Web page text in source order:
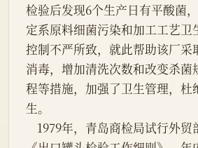
检验后发现6个生产日有平酸菌
定系原料细菌污染和加工工艺卫
控制不严所致，就此帮助该厂采
消毒，增加清洗次数和改变杀菌
程等措施，加强了卫生管理，杜
生。